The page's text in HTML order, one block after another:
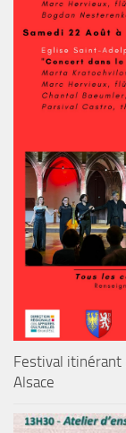
Festival itinérant
Alsace